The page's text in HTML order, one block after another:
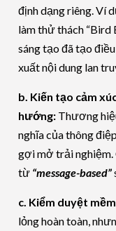
định dạng riêng. Ví
làm thử thách “Bird
sáng tạo đã tạo
xuất nội dung lan
b. Kiến tạo cảm
hướng: Thương
nghĩa của thông
gợi mở trải nghiệm.
từ “message-based”
c. Kiểm duyệt
lỏng hoàn toàn,